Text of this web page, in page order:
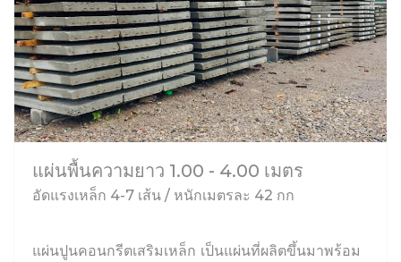
แผ่นพื้นความยาว 1.00 - 4.00 เมตร
อัดแรงเหล็ก 4-7 เส้น / หนักเมตรละ 42 กก
แผ่นปูนคอนกรีตเสริมเหล็ก เป็นแผ่นที่ผลิตขึ้นมาพร้อม